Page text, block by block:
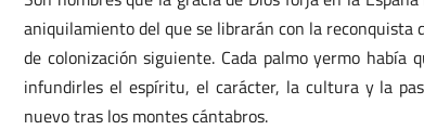
aniquilamiento del que se librarán con la reconquista
de colonización siguiente. Cada palmo yermo
infundirles el espíritu, el carácter, la cultura y la
nuevo tras los montes cántabros.